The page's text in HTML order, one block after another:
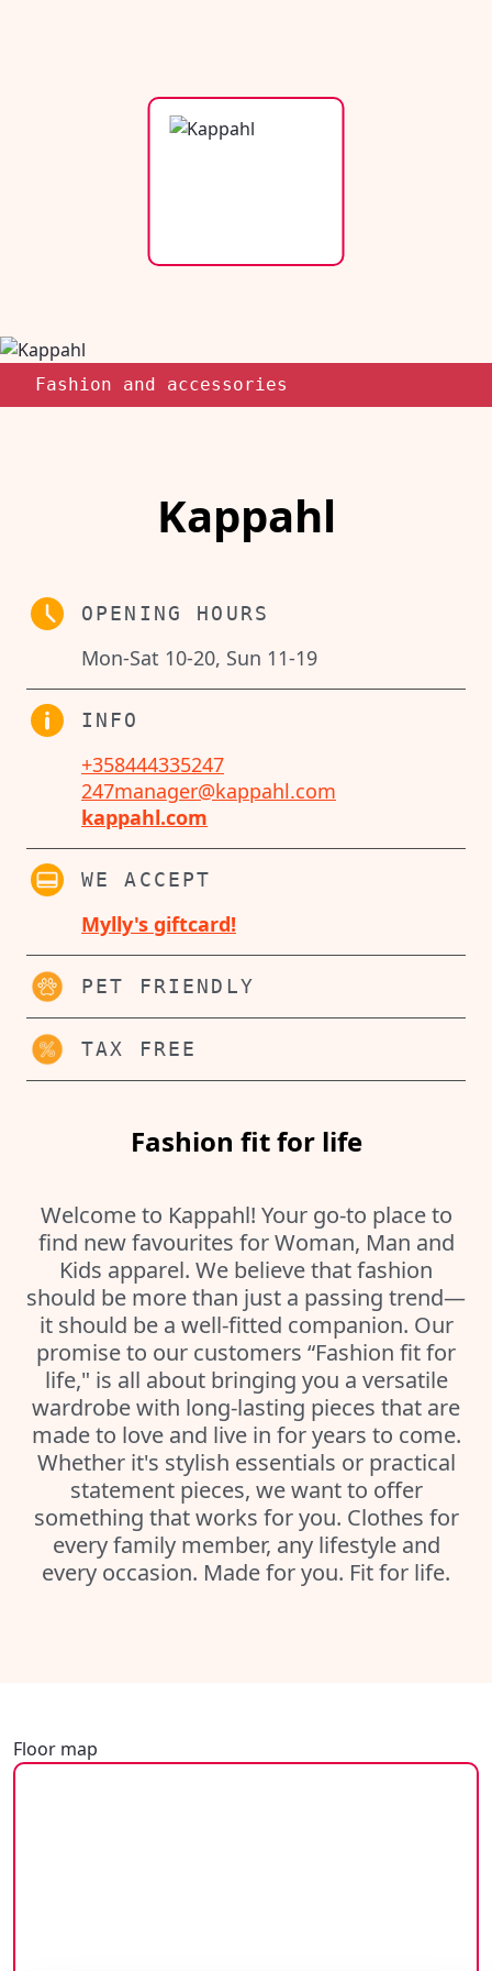
Fashion and accessories
Kappahl
OPENING HOURS
Mon-Sat 10-20, Sun 11-19
INFO
+358444335247
247manager@kappahl.com
kappahl.com
WE ACCEPT
Mylly's giftcard!
PET FRIENDLY
TAX FREE
Fashion fit for life
Welcome to Kappahl! Your go-to place to
find new favourites for Woman, Man and
Kids apparel. We believe that fashion
should be more than just a passing trend—
it should be a well-fitted companion. Our
promise to our customers “Fashion fit for
life," is all about bringing you a versatile
wardrobe with long-lasting pieces that are
made to love and live in for years to come.
Whether it's stylish essentials or practical
statement pieces, we want to offer
something that works for you. Clothes for
every family member, any lifestyle and
every occasion. Made for you. Fit for life.
Floor map